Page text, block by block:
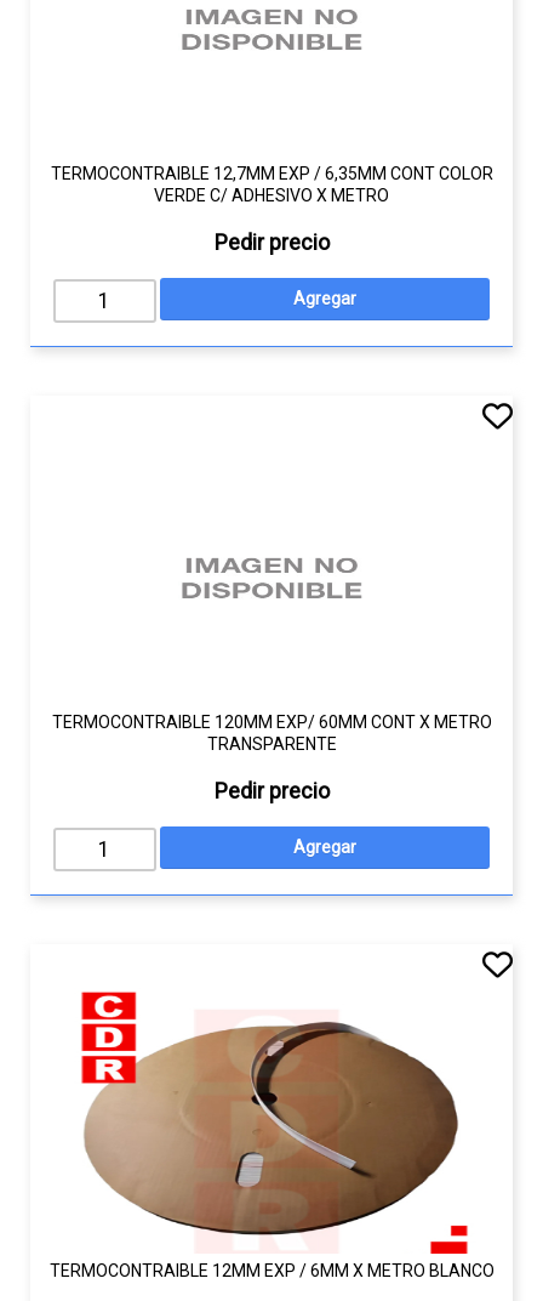
TERMOCONTRAIBLE 12,7MM EXP / 6,35MM CONT COLOR
VERDE C/ ADHESIVO X METRO
Pedir precio
TERMOCONTRAIBLE 120MM EXP/ 60MM CONT X METRO
TRANSPARENTE
Pedir precio
TERMOCONTRAIBLE 12MM EXP / 6MM X METRO BLANCO